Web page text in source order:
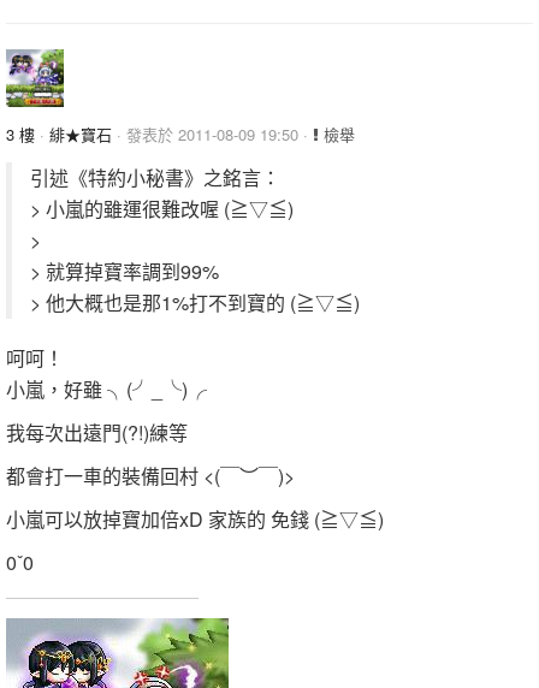
3 樓 · 緋★寶石 · 發表於 2011-08-09 19:50 · 檢舉
引述《特約小秘書》之銘言：
> 小嵐的雖運很難改喔 (≧▽≦)
>
> 就算掉寶率調到99%
> 他大概也是那1%打不到寶的 (≧▽≦)
呵呵！
小嵐，好雖 ╮(╯_╰)╭
我每次出遠門(?!)練等
都會打一車的裝備回村 <(￣︶￣)>
小嵐可以放掉寶加倍xD 家族的 免錢 (≧▽≦)
0ˇ0